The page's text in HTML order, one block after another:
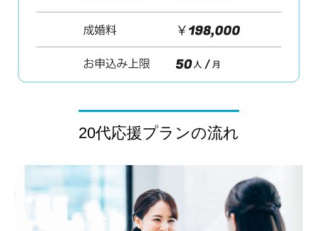
20代応援プランの流れ